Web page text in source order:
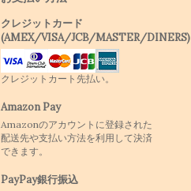
クレジットカード
(AMEX/VISA/JCB/MASTER/DINERS)
クレジットカート先払い。
Amazon Pay
Amazonのアカウントに登録された
配送先や支払い方法を利用して決済
できます。
PayPay銀行振込